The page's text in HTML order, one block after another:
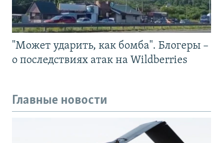
"Может ударить, как бомба". Блогеры –
о последствиях атак на Wildberries
Главные новости